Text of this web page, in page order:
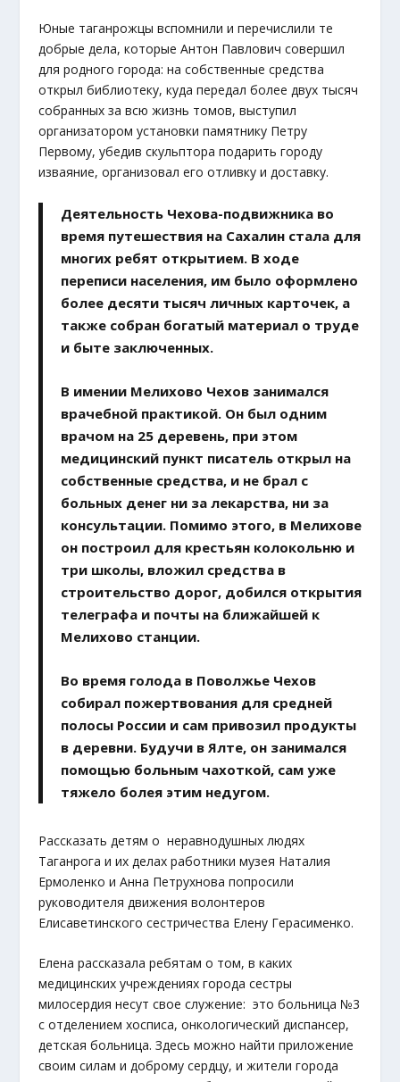
Юные таганрожцы вспомнили и перечислили те
добрые дела, которые Антон Павлович совершил
для родного города: на собственные средства
открыл библиотеку, куда передал более двух тысяч
собранных за всю жизнь томов, выступил
организатором установки памятнику Петру
Первому, убедив скульптора подарить городу
изваяние, организовал его отливку и доставку.
Деятельность Чехова-подвижника во
время путешествия на Сахалин стала для
многих ребят открытием. В ходе
переписи населения, им было оформлено
более десяти тысяч личных карточек, а
также собран богатый материал о труде
и быте заключенных.
В имении Мелихово Чехов занимался
врачебной практикой. Он был одним
врачом на 25 деревень, при этом
медицинский пункт писатель открыл на
собственные средства, и не брал с
больных денег ни за лекарства, ни за
консультации. Помимо этого, в Мелихове
он построил для крестьян колокольню и
три школы, вложил средства в
строительство дорог, добился открытия
телеграфа и почты на ближайшей к
Мелихово станции.
Во время голода в Поволжье Чехов
собирал пожертвования для средней
полосы России и сам привозил продукты
в деревни. Будучи в Ялте, он занимался
помощью больным чахоткой, сам уже
тяжело болея этим недугом.
Рассказать детям о неравнодушных людях
Таганрога и их делах работники музея Наталия
Ермоленко и Анна Петрухнова попросили
руководителя движения волонтеров
Елисаветинского сестричества Елену Герасименко.
Елена рассказала ребятам о том, в каких
медицинских учреждениях города сестры
милосердия несут свое служение: это больница №3
с отделением хосписа, онкологический диспансер,
детская больница. Здесь можно найти приложение
своим силам и доброму сердцу, и жители города